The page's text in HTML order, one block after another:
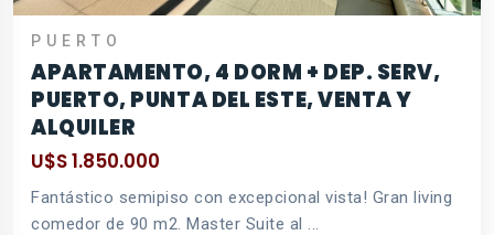
PUERTO
APARTAMENTO, 4 DORM + DEP. SERV,
PUERTO, PUNTA DEL ESTE, VENTA Y
ALQUILER
U$S 1.850.000
Fantástico semipiso con excepcional vista! Gran living
comedor de 90 m2. Master Suite al ...